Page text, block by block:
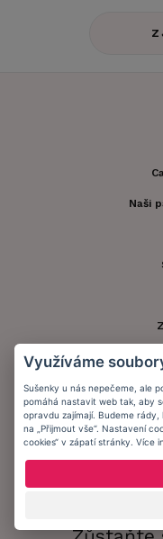
Naši
Využíváme
Sušenky u nás nepečeme, ale
pomáhá nastavit web tak, aby
opravdu zajímají. Budeme
na „Přijmout vše“. Nastavení
cookies“ v zápatí stránky. Více